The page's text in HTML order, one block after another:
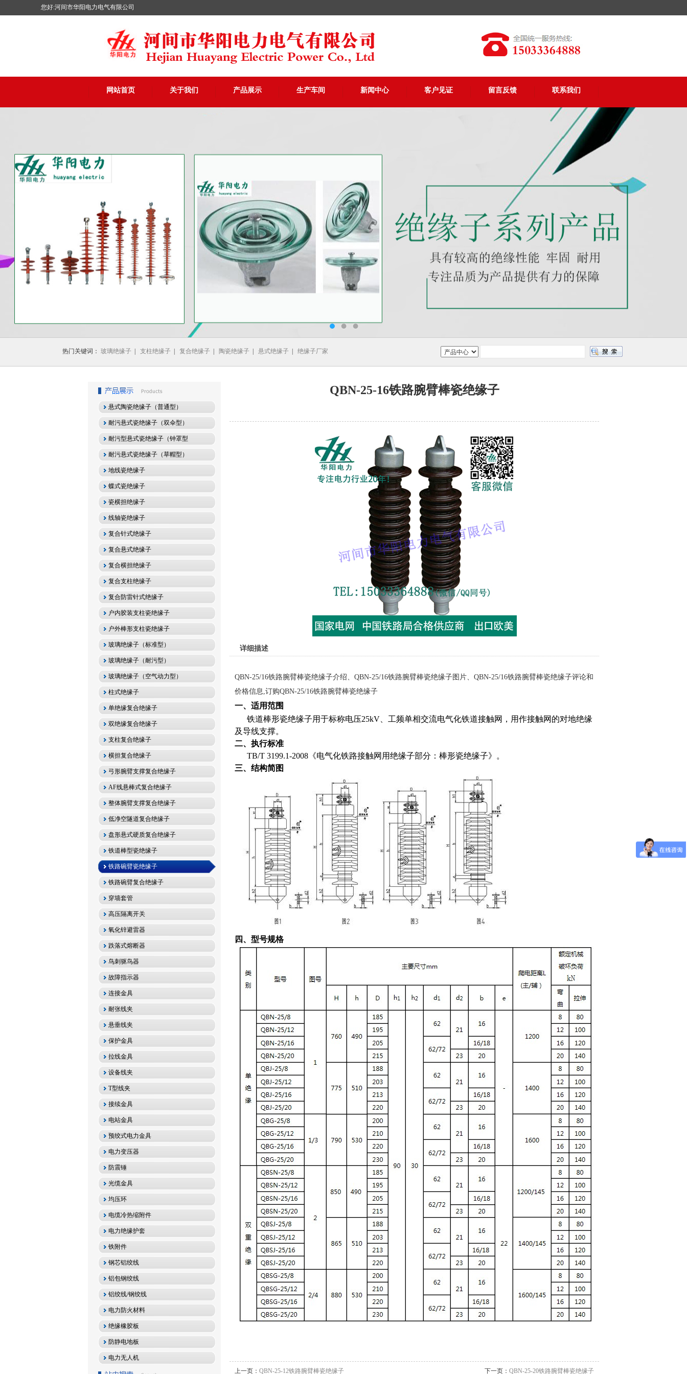
您好:河间市华阳电力电气有限公司
网站首页 关于我们 产品展示 生产车间 新闻中心 客户见证 留言反馈 联系我们
1 2 3
热门关键词： 玻璃绝缘子 支柱绝缘子 复合绝缘子 陶瓷绝缘子 悬式绝缘子 绝缘子厂家
悬式陶瓷绝缘子（普通型）
耐污悬式瓷绝缘子（双伞型）
耐污型悬式瓷绝缘子（钟罩型
耐污悬式瓷绝缘子（草帽型）
地线瓷绝缘子
蝶式瓷绝缘子
瓷横担绝缘子
线轴瓷绝缘子
复合针式绝缘子
复合悬式绝缘子
复合横担绝缘子
复合支柱绝缘子
复合防雷针式绝缘子
户内胶装支柱瓷绝缘子
户外棒形支柱瓷绝缘子
玻璃绝缘子（标准型）
玻璃绝缘子（耐污型）
玻璃绝缘子（空气动力型）
柱式绝缘子
单绝缘复合绝缘子
双绝缘复合绝缘子
支柱复合绝缘子
横担复合绝缘子
弓形腕臂支撑复合绝缘子
AF线悬棒式复合绝缘子
整体腕臂支撑复合绝缘子
低净空隧道复合绝缘子
盘形悬式硬质复合绝缘子
铁道棒型瓷绝缘子
铁路碗臂瓷绝缘子
铁路碗臂复合绝缘子
穿墙套管
高压隔离开关
氧化锌避雷器
跌落式熔断器
鸟刺驱鸟器
故障指示器
连接金具
耐张线夹
悬垂线夹
保护金具
拉线金具
设备线夹
T型线夹
接续金具
电站金具
预绞式电力金具
电力变压器
防震锤
光缆金具
均压环
电缆冷热缩附件
电力绝缘护套
铁附件
钢芯铝绞线
铝包钢绞线
铝绞线/钢绞线
电力防火材料
绝缘橡胶板
防静电地板
电力无人机
QBN-25-16铁路腕臂棒瓷绝缘子
详细描述
QBN-25/16铁路腕臂棒瓷绝缘子介绍、QBN-25/16铁路腕臂棒瓷绝缘子图片、QBN-25/16铁路腕臂棒瓷绝缘子评论和
价格信息,订购QBN-25/16铁路腕臂棒瓷绝缘子
一、适用范围
铁道棒形瓷绝缘子用于标称电压25kV 、工频单相交流电气化铁道接触网，用作接触网的对地绝缘
及导线支撑。
二、执行标准
TB/T 3199.1-2008 《电气化铁路接触网用绝缘子部分：棒形瓷绝缘子》
。
三、结构简图
四、型号规格
上一页： QBN-25-12铁路腕臂棒瓷绝缘子 下一页： QBN-25-20铁路腕臂棒瓷绝缘子